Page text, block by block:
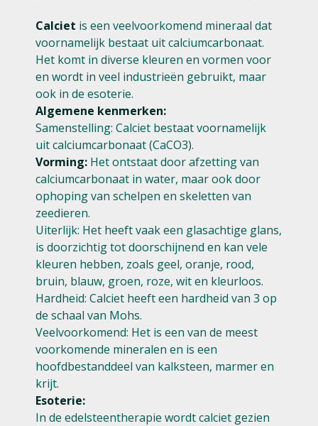
Calciet is een veelvoorkomend mineraal dat
voornamelijk bestaat uit calciumcarbonaat.
Het komt in diverse kleuren en vormen voor
en wordt in veel industrieën gebruikt, maar
ook in de esoterie.
Algemene kenmerken:
Samenstelling: Calciet bestaat voornamelijk
uit calciumcarbonaat (CaCO3).
Vorming: Het ontstaat door afzetting van
calciumcarbonaat in water, maar ook door
ophoping van schelpen en skeletten van
zeedieren.
Uiterlijk: Het heeft vaak een glasachtige glans,
is doorzichtig tot doorschijnend en kan vele
kleuren hebben, zoals geel, oranje, rood,
bruin, blauw, groen, roze, wit en kleurloos.
Hardheid: Calciet heeft een hardheid van 3 op
de schaal van Mohs.
Veelvoorkomend: Het is een van de meest
voorkomende mineralen en is een
hoofdbestanddeel van kalksteen, marmer en
krijt.
Esoterie:
In de edelsteentherapie wordt calciet gezien